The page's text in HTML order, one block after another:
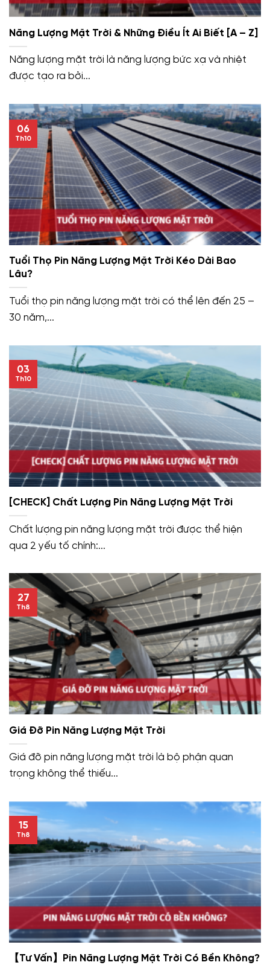
Năng Lượng Mặt Trời & Những Điều Ít Ai Biết [A – Z]
Năng lượng mặt trời là năng lượng bức xạ và nhiệt
được tạo ra bởi...
Tuổi Thọ Pin Năng Lượng Mặt Trời Kéo Dài Bao
Lâu?
Tuổi thọ pin năng lượng mặt trời có thể lên đến 25 –
30 năm,...
06
Th10
[CHECK] Chất Lượng Pin Năng Lượng Mặt Trời
Chất lượng pin năng lượng mặt trời được thể hiện
qua 2 yếu tố chính:...
03
Th10
Giá Đỡ Pin Năng Lượng Mặt Trời
Giá đỡ pin năng lượng mặt trời là bộ phận quan
trọng không thể thiếu...
27
Th8
【Tư Vấn】Pin Năng Lượng Mặt Trời Có Bền Không?
15
Th8